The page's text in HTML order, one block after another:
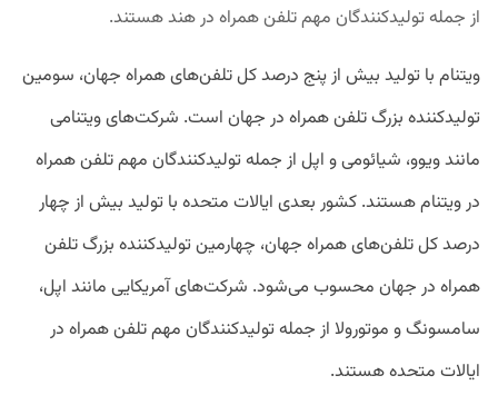
از جمله تولیدکنندگان مهم تلفن همراه در هند هستند.
ویتنام با تولید بیش از پنج درصد کل تلفن‌های همراه جهان، سومین
تولیدکننده بزرگ تلفن همراه در جهان است. شرکت‌های ویتنامی
مانند ویوو، شیائومی و اپل از جمله تولیدکنندگان مهم تلفن همراه
در ویتنام هستند. کشور بعدی ایالات متحده با تولید بیش از چهار
درصد کل تلفن‌های همراه جهان، چهارمین تولیدکننده بزرگ تلفن
همراه در جهان محسوب می‌شود. شرکت‌های آمریکایی مانند اپل،
سامسونگ و موتورولا از جمله تولیدکنندگان مهم تلفن همراه در
ایالات متحده هستند.